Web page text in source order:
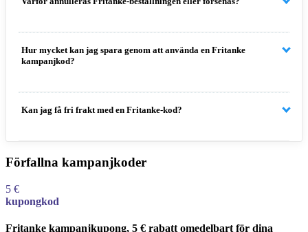
Hur mycket kan jag spara genom att använda en Fritanke
kampanjkod?
Kan jag få fri frakt med en Fritanke-kod?
Förfallna kampanjkoder
5 €
kupongkod
Fritanke kampanjkupong, 5 € rabatt omedelbart för dina